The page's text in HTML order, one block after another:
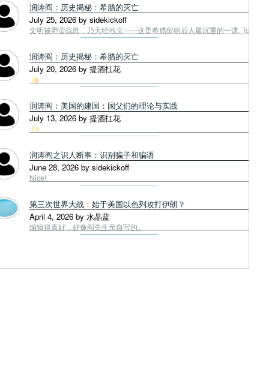
润涛阎：历史揭秘：希腊的灭亡
July 25, 2026 by sidekickoff
文明被野蛮战胜，乃天经地义——这是希腊留给后人最沉重的一课. Tough
润涛阎：历史揭秘：希腊的灭亡
July 20, 2026 by 提酒扛花
润涛阎：美国的建国：国父们的理论与实践
July 13, 2026 by 提酒扛花
润涛阎之识人断事：识别骗子和骗语
June 28, 2026 by sidekickoff
Nice!
第三次世界大战：始于美国以色列攻打伊朗？
April 4, 2026 by 水晶蓝
编辑得真好，好像阎先生亲自写的。